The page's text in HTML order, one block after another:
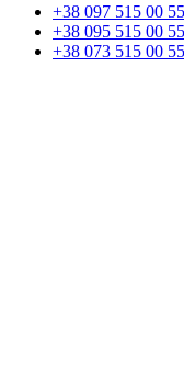
+38 097 515 00 55
+38 095 515 00 55
+38 073 515 00 55